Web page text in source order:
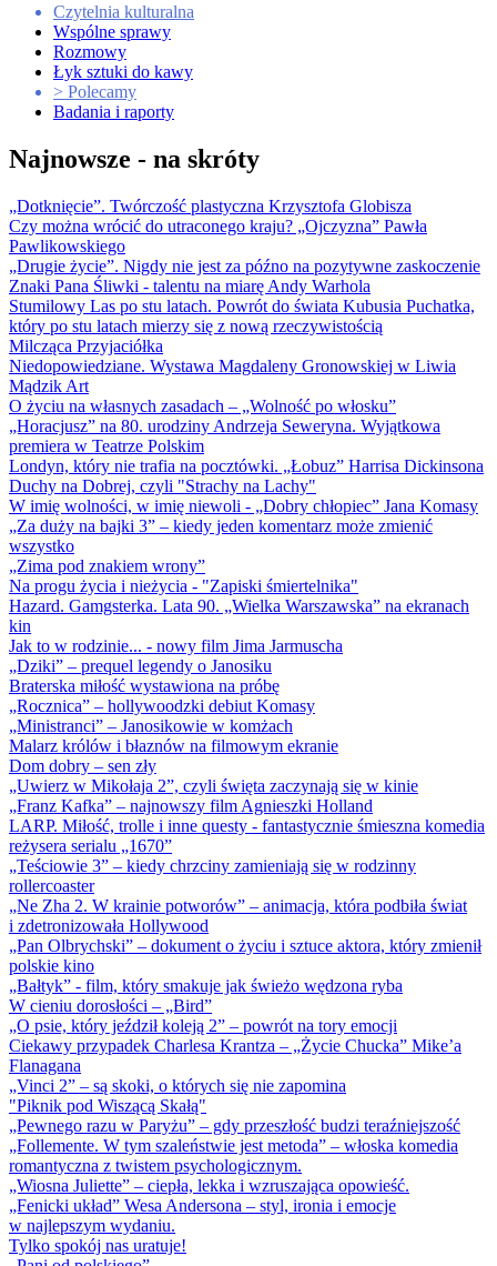
Czytelnia kulturalna
Wspólne sprawy
Rozmowy
Łyk sztuki do kawy
> Polecamy
Badania i raporty
Najnowsze - na skróty
„Dotknięcie”. Twórczość plastyczna Krzysztofa Globisza
Czy można wrócić do utraconego kraju? „Ojczyzna” Pawła
Pawlikowskiego
„Drugie życie”. Nigdy nie jest za późno na pozytywne zaskoczenie
Znaki Pana Śliwki - talentu na miarę Andy Warhola
Stumilowy Las po stu latach. Powrót do świata Kubusia Puchatka,
który po stu latach mierzy się z nową rzeczywistością
Milcząca Przyjaciółka
Niedopowiedziane. Wystawa Magdaleny Gronowskiej w Liwia
Mądzik Art
O życiu na własnych zasadach – „Wolność po włosku”
„Horacjusz” na 80. urodziny Andrzeja Seweryna. Wyjątkowa
premiera w Teatrze Polskim
Londyn, który nie trafia na pocztówki. „Łobuz” Harrisa Dickinsona
Duchy na Dobrej, czyli "Strachy na Lachy"
W imię wolności, w imię niewoli - „Dobry chłopiec” Jana Komasy
„Za duży na bajki 3” – kiedy jeden komentarz może zmienić
wszystko
„Zima pod znakiem wrony”
Na progu życia i nieżycia - "Zapiski śmiertelnika"
Hazard. Gamgsterka. Lata 90. „Wielka Warszawska” na ekranach
kin
Jak to w rodzinie... - nowy film Jima Jarmuscha
„Dziki” – prequel legendy o Janosiku
Braterska miłość wystawiona na próbę
„Rocznica” – hollywoodzki debiut Komasy
„Ministranci” – Janosikowie w komżach
Malarz królów i błaznów na filmowym ekranie
Dom dobry – sen zły
„Uwierz w Mikołaja 2”, czyli święta zaczynają się w kinie
„Franz Kafka” – najnowszy film Agnieszki Holland
LARP. Miłość, trolle i inne questy - fantastycznie śmieszna komedia
reżysera serialu „1670”
„Teściowie 3” – kiedy chrzciny zamieniają się w rodzinny
rollercoaster
„Ne Zha 2. W krainie potworów” – animacja, która podbiła świat
i zdetronizowała Hollywood
„Pan Olbrychski” – dokument o życiu i sztuce aktora, który zmienił
polskie kino
„Bałtyk” - film, który smakuje jak świeżo wędzona ryba
W cieniu dorosłości – „Bird”
„O psie, który jeździł koleją 2” – powrót na tory emocji
Ciekawy przypadek Charlesa Krantza – „Życie Chucka” Mike’a
Flanagana
„Vinci 2” – są skoki, o których się nie zapomina
"Piknik pod Wiszącą Skałą"
„Pewnego razu w Paryżu” – gdy przeszłość budzi teraźniejszość
„Follemente. W tym szaleństwie jest metoda” – włoska komedia
romantyczna z twistem psychologicznym.
„Wiosna Juliette” – ciepła, lekka i wzruszająca opowieść.
„Fenicki układ” Wesa Andersona – styl, ironia i emocje
w najlepszym wydaniu.
Tylko spokój nas uratuje!